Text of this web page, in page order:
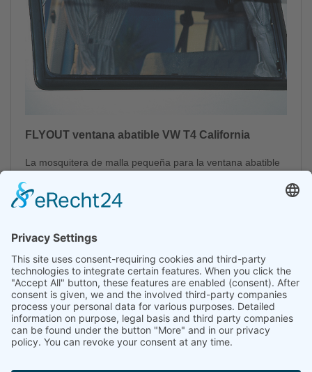
FLYOUT ventana abatible VW T4 California
La mosquitera de malla pequeña para la ventana abatible
FLYOUT®para ventana abatible frente de la puerta
corredera VW T4 California Coach
Ref.:
100 111 031
precio inclusive IVA:
68,50 €
Descripción:
FLYOUT ®para la ventana corredera en/ en frente de la